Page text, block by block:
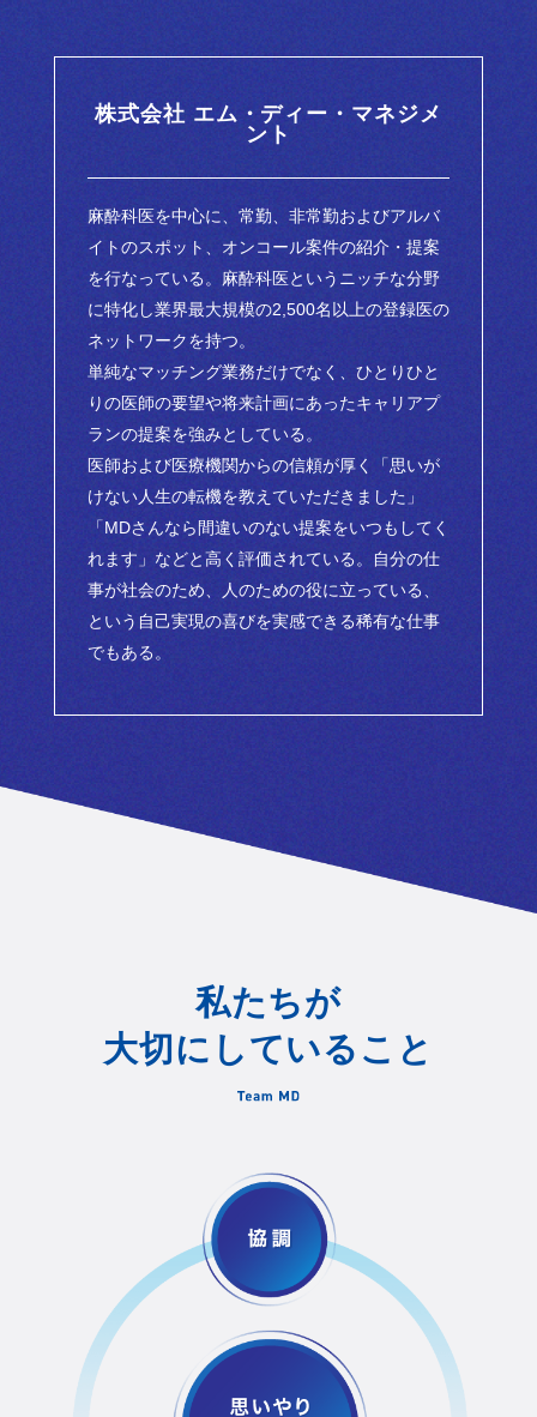
株式会社 エム・ディー・マネジメ
ント
麻酔科医を中心に、常勤、非常勤およびアルバ
イトのスポット、オンコール案件の紹介・提案
を行なっている。麻酔科医というニッチな分野
に特化し業界最大規模の2,500名以上の登録医の
ネットワークを持つ。
単純なマッチング業務だけでなく、ひとりひと
りの医師の要望や将来計画にあったキャリアプ
ランの提案を強みとしている。
医師および医療機関からの信頼が厚く「思いが
けない人生の転機を教えていただきました」
「MDさんなら間違いのない提案をいつもしてく
れます」などと高く評価されている。自分の仕
事が社会のため、人のための役に立っている、
という自己実現の喜びを実感できる稀有な仕事
でもある。
私たちが
大切にしていること